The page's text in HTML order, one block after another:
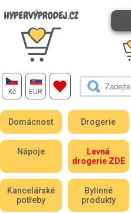
Kč EUR
Domácnost Drogerie
Nápoje
Levná
drogerie ZDE
Kancelářské
potřeby
Bylinné
produkty